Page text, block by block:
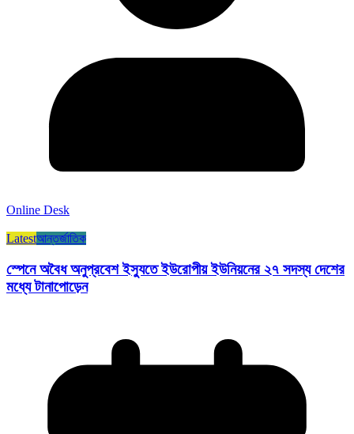
Online Desk
Latestআন্তর্জাতিক
স্পেনে অবৈধ অনুপ্রবেশ ইস্যুতে ইউরোপীয় ইউনিয়নের ২৭ সদস্য দেশের
মধ্যে টানাপোড়েন